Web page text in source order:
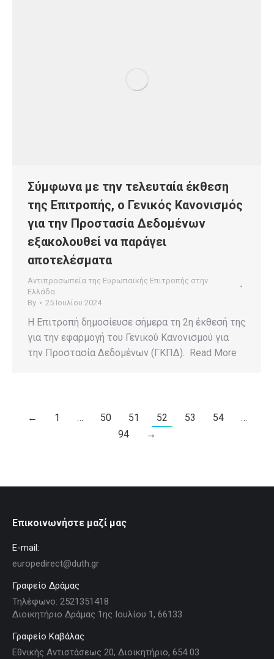
Σύμφωνα με την τελευταία έκθεση
της Επιτροπής, ο Γενικός Κανονισμός
για την Προστασία Δεδομένων
εξακολουθεί να παράγει
αποτελέσματα
Αντιπροσωπεία της Ευρωπαϊκής Επιτροπής στην
Ελλάδα
By
25 Ιουλίου 2024
Η Επιτροπή δημοσίευσε σήμερα τη 2η έκθεσή της
για την εφαρμογή του Γενικού Κανονισμού για
την Προστασία Δεδομένων (ΓΚΠΔ). Read More
← 1 … 50 51 52 53 54
…
94
→
Επικοινωνήστε μαζί μας
E-mail:
europedirect@duth.gr
Γραφείο Δράμας
Τηλέφωνο: 2521351418
Διοικητήριο Δράμας 1ης Ιουλίου 1, 66133
Γραφείο Καβάλας
Εθνικής Αντιστάσεως 20, Διοικητήριο, 654 03